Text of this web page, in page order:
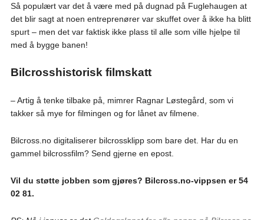
Så populært var det å være med på dugnad på Fuglehaugen at
det blir sagt at noen entreprenører var skuffet over å ikke ha blitt
spurt – men det var faktisk ikke plass til alle som ville hjelpe til
med å bygge banen!
Bilcrosshistorisk filmskatt
– Artig å tenke tilbake på, mimrer Ragnar Løstegård, som vi
takker så mye for filmingen og for lånet av filmene.
Bilcross.no digitaliserer bilcrossklipp som bare det. Har du en
gammel bilcrossfilm? Send gjerne en epost.
Vil du støtte jobben som gjøres? Bilcross.no-vippsen er 54
02 81.